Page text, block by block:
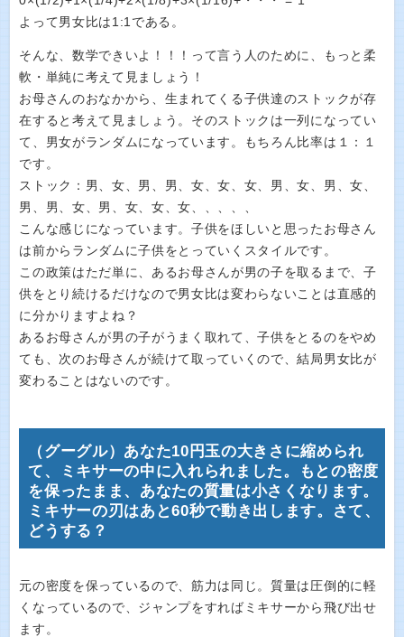
よって男女比は1:1である。
そんな、数学できいよ！！！って言う人のために、もっと柔
軟・単純に考えて見ましょう！
お母さんのおなかから、生まれてくる子供達のストックが存
在すると考えて見ましょう。そのストックは一列になってい
て、男女がランダムになっています。もちろん比率は１：１
です。
ストック：男、女、男、男、女、女、女、男、女、男、女、
男、男、女、男、女、女、女、、、、、
こんな感じになっています。子供をほしいと思ったお母さん
は前からランダムに子供をとっていくスタイルです。
この政策はただ単に、あるお母さんが男の子を取るまで、子
供をとり続けるだけなので男女比は変わらないことは直感的
に分かりますよね？
あるお母さんが男の子がうまく取れて、子供をとるのをやめ
ても、次のお母さんが続けて取っていくので、結局男女比が
変わることはないのです。
（グーグル）あなた10円玉の大きさに縮められ
て、ミキサーの中に入れられました。もとの密度
を保ったまま、あなたの質量は小さくなります。
ミキサーの刃はあと60秒で動き出します。さて、
どうする？
元の密度を保っているので、筋力は同じ。質量は圧倒的に軽
くなっているので、ジャンプをすればミキサーから飛び出せ
ます。